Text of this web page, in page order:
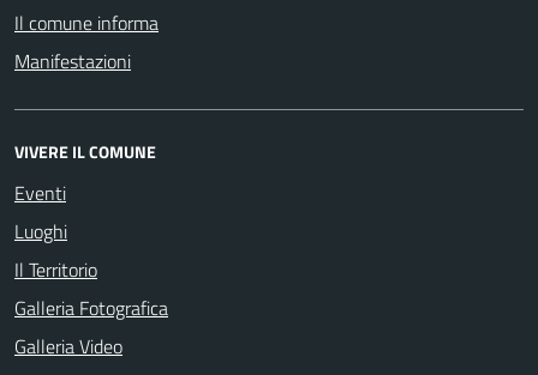
Il comune informa
Manifestazioni
VIVERE IL COMUNE
Eventi
Luoghi
Il Territorio
Galleria Fotografica
Galleria Video